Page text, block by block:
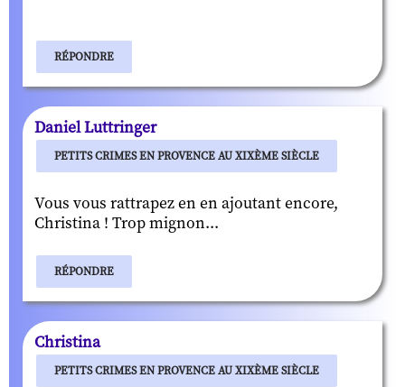
RÉPONDRE
Daniel Luttringer
PETITS CRIMES EN PROVENCE AU XIXÈME SIÈCLE
Vous vous rattrapez en en ajoutant encore,
Christina ! Trop mignon...
RÉPONDRE
Christina
PETITS CRIMES EN PROVENCE AU XIXÈME SIÈCLE